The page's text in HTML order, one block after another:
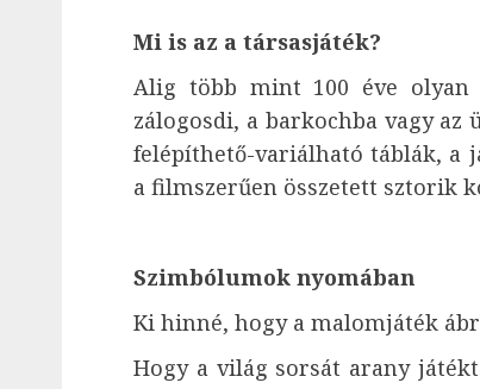
Mi is az a társasjáték?
Alig több mint 100 éve olyan
zálogosdi, a barkochba vagy az
felépíthető-variálható táblák, a
a filmszerűen összetett sztorik
Szimbólumok nyomában
Ki hinné, hogy a malomjáték
Hogy a világ sorsát arany